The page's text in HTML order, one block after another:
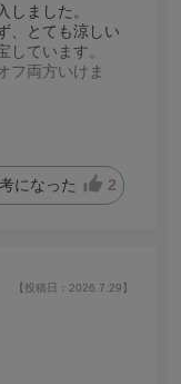
ました。
、とても涼しい
しています。
フ両方いけま
で旅行にもピッ
シワはぶり返ら
になった 2
【投稿日：2026.7.29】